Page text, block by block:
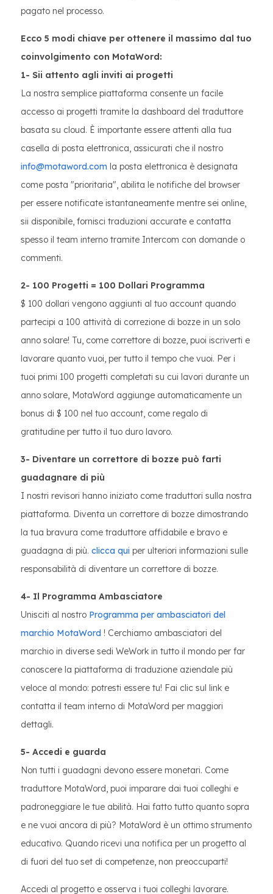
pagato nel processo.
Ecco 5 modi chiave per ottenere il massimo dal tuo
coinvolgimento con MotaWord:
1- Sii attento agli inviti ai progetti
La nostra semplice piattaforma consente un facile
accesso ai progetti tramite la dashboard del traduttore
basata su cloud. È importante essere attenti alla tua
casella di posta elettronica, assicurati che il nostro
info@motaword.com la posta elettronica è designata
come posta "prioritaria", abilita le notifiche del browser
per essere notificate istantaneamente mentre sei online,
sii disponibile, fornisci traduzioni accurate e contatta
spesso il team interno tramite Intercom con domande o
commenti.
2- 100 Progetti = 100 Dollari Programma
$ 100 dollari vengono aggiunti al tuo account quando
partecipi a 100 attività di correzione di bozze in un solo
anno solare! Tu, come correttore di bozze, puoi iscriverti e
lavorare quanto vuoi, per tutto il tempo che vuoi. Per i
tuoi primi 100 progetti completati su cui lavori durante un
anno solare, MotaWord aggiunge automaticamente un
bonus di $ 100 nel tuo account, come regalo di
gratitudine per tutto il tuo duro lavoro.
3- Diventare un correttore di bozze può farti
guadagnare di più
I nostri revisori hanno iniziato come traduttori sulla nostra
piattaforma. Diventa un correttore di bozze dimostrando
la tua bravura come traduttore affidabile e bravo e
guadagna di più. clicca qui per ulteriori informazioni sulle
responsabilità di diventare un correttore di bozze.
4- Il Programma Ambasciatore
Unisciti al nostro Programma per ambasciatori del
marchio MotaWord ! Cerchiamo ambasciatori del
marchio in diverse sedi WeWork in tutto il mondo per far
conoscere la piattaforma di traduzione aziendale più
veloce al mondo: potresti essere tu! Fai clic sul link e
contatta il team interno di MotaWord per maggiori
dettagli.
5- Accedi e guarda
Non tutti i guadagni devono essere monetari. Come
traduttore MotaWord, puoi imparare dai tuoi colleghi e
padroneggiare le tue abilità. Hai fatto tutto quanto sopra
e ne vuoi ancora di più? MotaWord è un ottimo strumento
educativo. Quando ricevi una notifica per un progetto al
di fuori del tuo set di competenze, non preoccuparti!
Accedi al progetto e osserva i tuoi colleghi lavorare.